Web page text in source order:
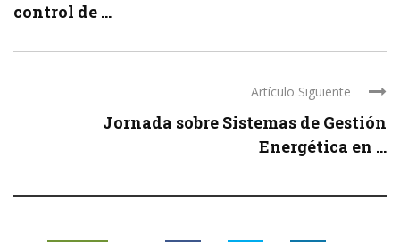
control de ...
Artículo Siguiente
Jornada sobre Sistemas de Gestión
Energética en ...